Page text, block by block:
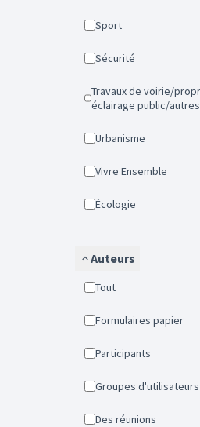
Sport
Sécurité
Travaux de voirie/propreté/
éclairage public/autres
Urbanisme
Vivre Ensemble
Écologie
Auteurs
Tout
Formulaires papier
Participants
Groupes d'utilisateurs
Des réunions